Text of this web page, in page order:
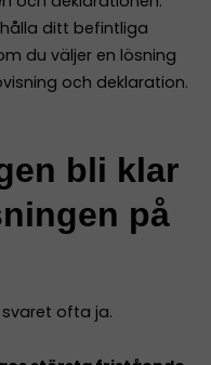
ditt befintliga
du väljer en lösning
och deklaration.
bli klar
på
ofta ja.